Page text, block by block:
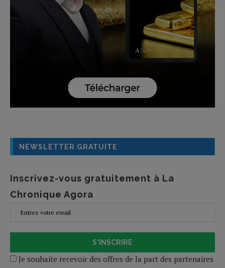
NEWSLETTER GRATUITE
Inscrivez-vous gratuitement à La
Chronique Agora
S'INSCRIRE
Je souhaite recevoir des offres de la part des partenaires